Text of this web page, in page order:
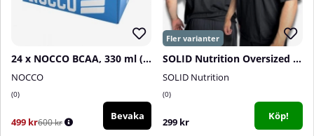
24 x NOCCO BCAA, 330 ml (Cherry Berry)
NOCCO
0
499 kr600 kr
Bevaka
SOLID Nutrition Oversized Tee, black/grey
SOLID Nutrition
0
299 kr Köp!